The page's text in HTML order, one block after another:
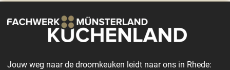
Jouw weg naar de droomkeuken leidt naar ons in Rhede: